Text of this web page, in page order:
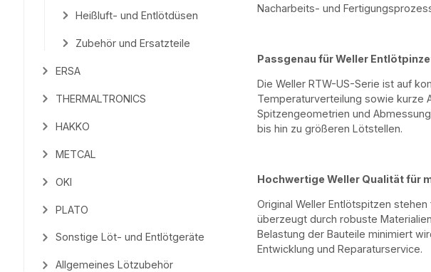
Heißluft- und Entlötdüsen
Zubehör und Ersatzteile
ERSA
THERMALTRONICS
HAKKO
METCAL
OKI
PLATO
Sonstige Löt- und Entlötgeräte
Allgemeines Lötzubehör
Nacharbeits- und
Passgenau für Weller
Die Weller RTW-US-Serie ist auf
Temperaturverteilung sowie kurze
Spitzengeometrien und
bis hin zu größeren Lötstellen.
Hochwertige Weller Qualität für
Original Weller Entlötspitzen
überzeugt durch robuste
Belastung der Bauteile minimiert
Entwicklung und Reparaturservice.